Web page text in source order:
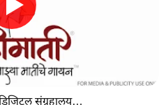
डिजिटल संग्रहालय…